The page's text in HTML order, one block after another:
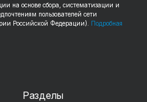
на основе сбора, систематизации и
пользователей сети
Российской Федерации). Подробная
Разделы